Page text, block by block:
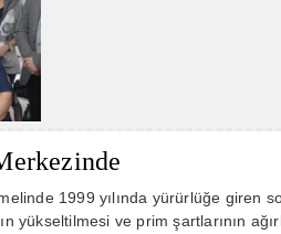
1999 yılında yürürlüğe giren
yükseltilmesi ve prim şartlarının